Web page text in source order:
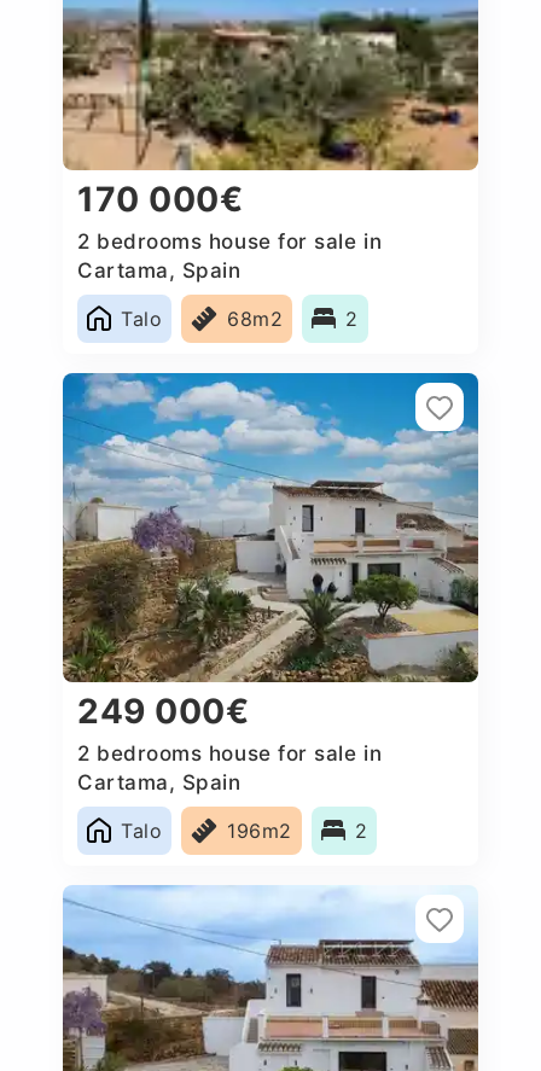
170 000€
2 bedrooms house for sale in
Cartama, Spain
Talo
68m2 2
249 000€
2 bedrooms house for sale in
Cartama, Spain
Talo
196m2 2